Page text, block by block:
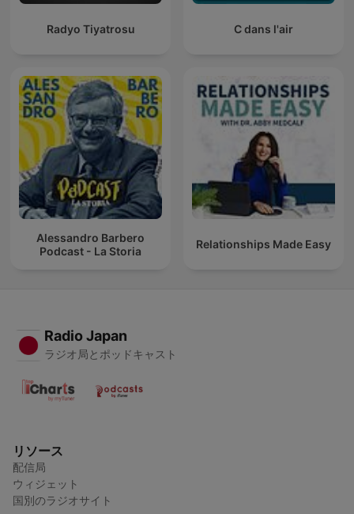
Radyo Tiyatrosu C dans l'air
Alessandro Barbero
Podcast - La Storia
Relationships Made Easy
Radio Japan
ラジオ局とポッドキャスト
リソース
配信局
ウィジェット
国別のラジオサイト